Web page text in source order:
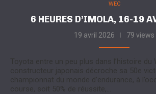
WEC
6 HEURES D’IMOLA, 16-19
19 avril 2026 79 views
Toyota entre un peu plus dans l’histoire du
constructeur japonais décroche sa 50e
championnat du monde d’endurance, à
course, soit 50% de réussite,…